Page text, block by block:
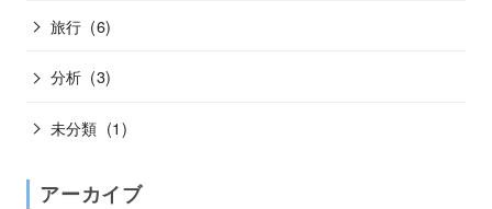
旅行 (6)
分析 (3)
未分類 (1)
アーカイブ